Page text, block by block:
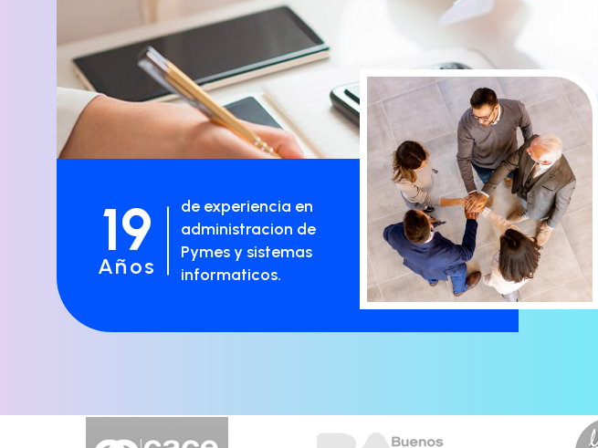
19
Años
de experiencia en
administracion de
Pymes y sistemas
informaticos.